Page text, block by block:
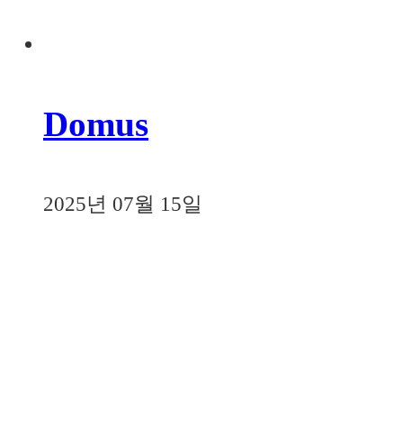
Domus
2025년 07월 15일